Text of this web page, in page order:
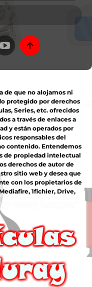
de que no alojamos ni
protegido por derechos
Series, etc. ofrecidos
a través de enlaces a
y están operados por
responsables del
contenido. Entendemos
de propiedad intelectual
derechos de autor de
sitio web y desea que
con los propietarios de
1fichier, Drive,